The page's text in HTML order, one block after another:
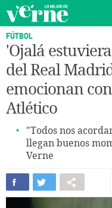
FÚTBOL
'Ojalá
del Real
emocionan
Atlético
"Todos nos
llegan buenos
Verne